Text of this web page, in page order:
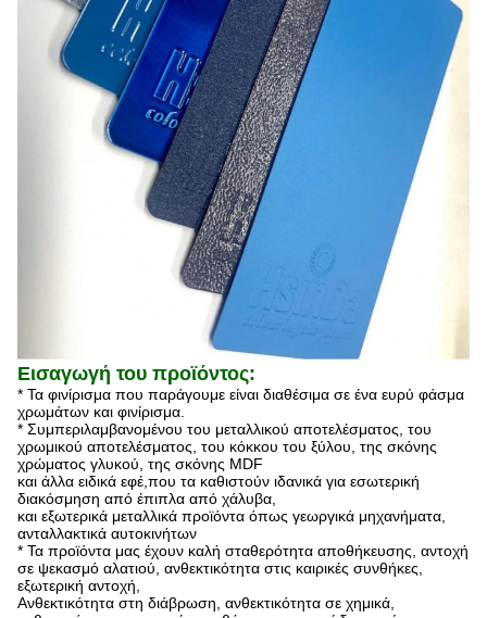
Εισαγωγή του προϊόντος:
* Τα φινίρισμα που παράγουμε είναι διαθέσιμα σε ένα ευρύ φάσμα
χρωμάτων και φινίρισμα.
* Συμπεριλαμβανομένου του μεταλλικού αποτελέσματος, του
χρωμικού αποτελέσματος, του κόκκου του ξύλου, της σκόνης
χρώματος γλυκού, της σκόνης MDF
και άλλα ειδικά εφέ,που τα καθιστούν ιδανικά για εσωτερική
διακόσμηση από έπιπλα από χάλυβα,
και εξωτερικά μεταλλικά προϊόντα όπως γεωργικά μηχανήματα,
ανταλλακτικά αυτοκινήτων
* Τα προϊόντα μας έχουν καλή σταθερότητα αποθήκευσης, αντοχή
σε ψεκασμό αλατιού, ανθεκτικότητα στις καιρικές συνθήκες,
εξωτερική αντοχή,
Ανθεκτικότητα στη διάβρωση, ανθεκτικότητα σε χημικά,